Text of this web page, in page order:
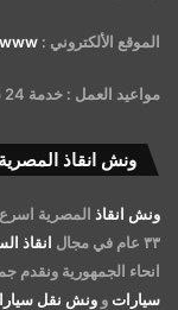
الموقع الألكتروني : www.ونش-انقاذ.com
مواعيد العمل : خدمة 24 ساعة طوال ايام الاسبوع.
ونش انقاذ المصرية
ونش انقاذ المصرية
٣٣ عام في مجال
انقاذ
انحاء الجمهورية ونقدم
سيارات و ونش نقل